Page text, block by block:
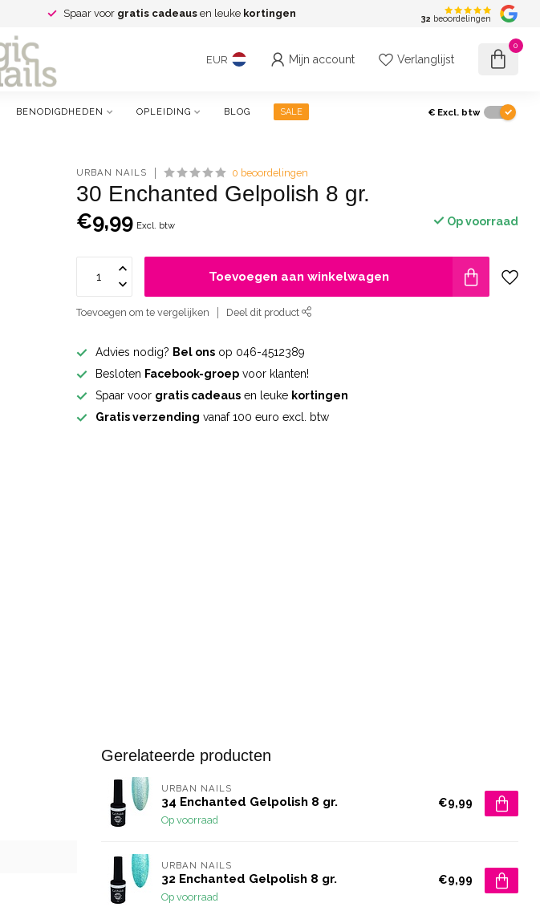
Spaar voor gratis cadeaus en leuke kortingen 32 beoordelingen
EUR Mijn account Verlanglijst
0
BENODIGDHEDEN OPLEIDING BLOG SALE € Excl. btw
URBAN NAILS 0 beoordelingen
30 Enchanted Gelpolish 8 gr.
€9,99 Excl. btw Op voorraad
Toevoegen aan winkelwagen
Toevoegen om te vergelijken Deel dit product
Advies nodig? Bel ons op 046-4512389
Besloten Facebook-groep voor klanten!
Spaar voor gratis cadeaus en leuke kortingen
Gratis verzending vanaf 100 euro excl. btw
Gerelateerde producten
URBAN NAILS
34 Enchanted Gelpolish 8 gr.
Op voorraad
€9,99
URBAN NAILS
32 Enchanted Gelpolish 8 gr.
Op voorraad
€9,99